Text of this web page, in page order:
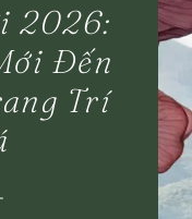
2026:
Đến
Trí